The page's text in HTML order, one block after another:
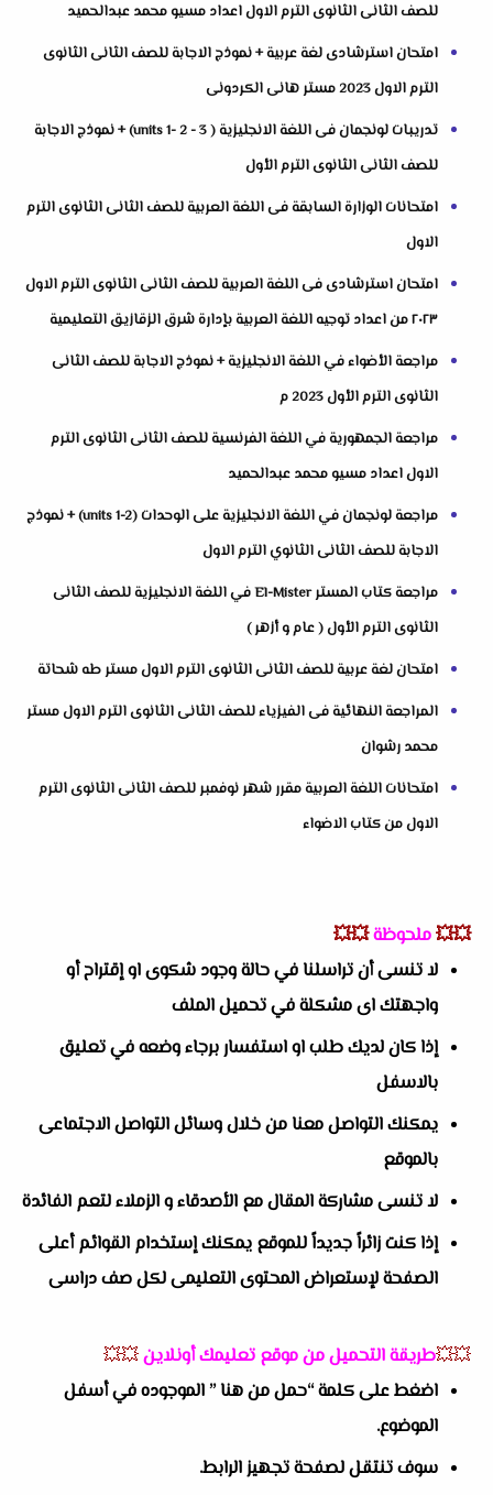
للصف الثانى الثانوى الترم الاول اعداد مسيو محمد عبدالحميد
امتحان استرشادى لغة عربية + نموذج الاجابة للصف الثانى الثانوى
الترم الاول 2023 مستر هانى الكردونى
تدريبات لونجمان فى اللغة الانجليزية ( units 1- 2 - 3) + نموذج الاجابة
للصف الثانى الثانوى الترم الأول
امتحانات الوزارة السابقة فى اللغة العربية للصف الثانى الثانوى الترم
الاول
امتحان استرشادى فى اللغة العربية للصف الثانى الثانوى الترم الاول
٢٠٢٣ من اعداد توجيه اللغة العربية بإدارة شرق الزقازيق التعليمية
مراجعة الأضواء في اللغة الانجليزية + نموذج الاجابة للصف الثانى
الثانوى الترم الأول 2023 م
مراجعة الجمهورية في اللغة الفرنسية للصف الثانى الثانوى الترم
الاول اعداد مسيو محمد عبدالحميد
مراجعة لونجمان في اللغة الانجليزية على الوحدات (units 1-2) + نموذج
الاجابة للصف الثانى الثانوي الترم الاول
مراجعة كتاب المستر El-Mister في اللغة الانجليزية للصف الثانى
الثانوى الترم الأول ( عام و أزهر )
امتحان لغة عربية للصف الثانى الثانوى الترم الاول مستر طه شحاتة
المراجعة النهائية فى الفيزياء للصف الثانى الثانوى الترم الاول مستر
محمد رشوان
امتحانات اللغة العربية مقرر شهر نوفمبر للصف الثانى الثانوى الترم
الاول من كتاب الاضواء
💥💥ملحوظة💥💥
لا تنسى أن تراسلنا في حالة وجود شكوى او إقتراح أو
واجهتك اى مشكلة في تحميل الملف
إذا كان لديك طلب او استفسار برجاء وضعه في تعليق
بالاسفل
يمكنك التواصل معنا من خلال وسائل التواصل الاجتماعى
بالموقع
لا تنسى مشاركة المقال مع الأصدقاء و الزملاء لتعم الفائدة
إذا كنت زائراً جديداً للموقع يمكنك إستخدام القوائم أعلى
الصفحة لإستعراض المحتوى التعليمى لكل صف دراسى
💥💥طريقة التحميل من موقع تعليمك أونلاين💥💥
اضغط على كلمة “حمل من هنا ” الموجوده في أسفل
الموضوع.
سوف تنتقل لصفحة تجهيز الرابط.